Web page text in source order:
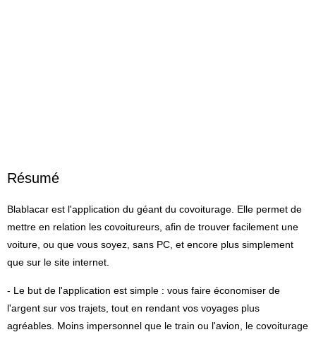
Résumé
Blablacar est l'application du géant du covoiturage. Elle permet de
mettre en relation les covoitureurs, afin de trouver facilement une
voiture, ou que vous soyez, sans PC, et encore plus simplement
que sur le site internet.
- Le but de l'application est simple : vous faire économiser de
l'argent sur vos trajets, tout en rendant vos voyages plus
agréables. Moins impersonnel que le train ou l'avion, le covoiturage